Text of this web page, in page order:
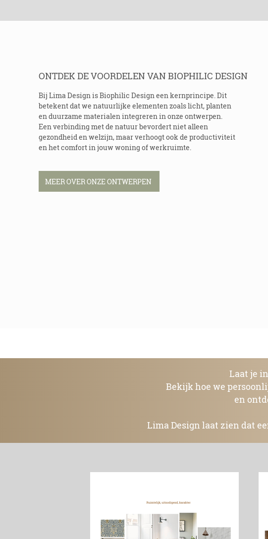
ONTDEK DE VOORDELEN VAN BIOPHILIC DESIGN
Bij Lima Design is Biophilic Design een kernprincipe. Dit
betekent dat we natuurlijke elementen zoals licht, planten
en duurzame materialen integreren in onze ontwerpen.
Een verbinding met de natuur bevordert niet alleen
gezondheid en welzijn, maar verhoogt ook de productiviteit
en het comfort in jouw woning of werkruimte.
MEER OVER ONZE ONTWERPEN
Laat je
Bekijk hoe we
en
Lima Design laat zien dat